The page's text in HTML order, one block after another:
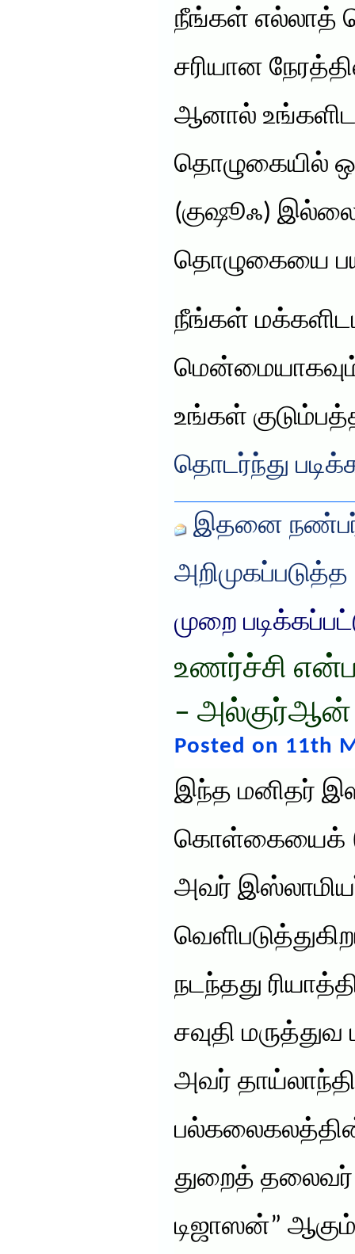
நீங்கள் எல்லாத்
சரியான
ஆனால்
தொழுகையில்
(குஷூஃ)
தொழுகையை
நீங்கள்
உங்கள்
தொடர்ந்து
இதனை
அறிமுகப்படுத்த
முறை
உணர்ச்சி
– அல்குர்ஆன்
Posted on 11th
இந்த மனிதர்
கொள்கையைக்
அவர்
நடந்தது
சவுதி
அவர்
பல்கலைகலத்தின்
துறைத் தலைவர்
டிஜாஸன்”